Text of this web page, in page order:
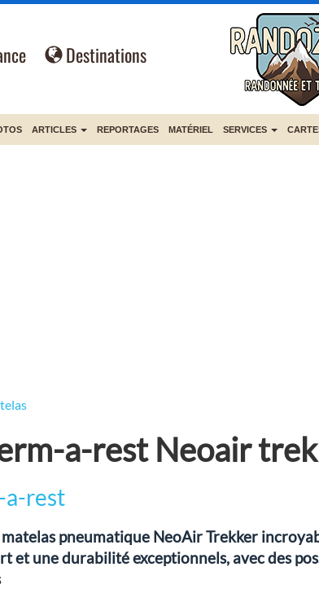
Destinations
ARTICLES REPORTAGES MATÉRIEL SERVICES
a-rest Neoair
a-rest
pneumatique NeoAir Trekker
et une durabilité exceptionnels, avec des